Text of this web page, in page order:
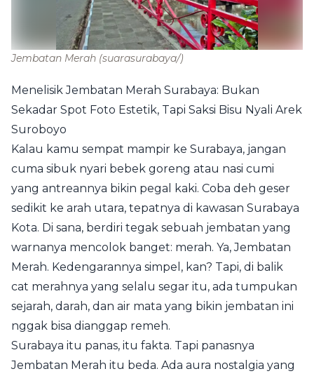
Jembatan Merah (suarasurabaya/)
Menelisik Jembatan Merah Surabaya: Bukan
Sekadar Spot Foto Estetik, Tapi Saksi Bisu Nyali Arek
Suroboyo
Kalau kamu sempat mampir ke Surabaya, jangan
cuma sibuk nyari bebek goreng atau nasi cumi
yang antreannya bikin pegal kaki. Coba deh geser
sedikit ke arah utara, tepatnya di kawasan Surabaya
Kota. Di sana, berdiri tegak sebuah jembatan yang
warnanya mencolok banget: merah. Ya, Jembatan
Merah. Kedengarannya simpel, kan? Tapi, di balik
cat merahnya yang selalu segar itu, ada tumpukan
sejarah, darah, dan air mata yang bikin jembatan ini
nggak bisa dianggap remeh.
Surabaya itu panas, itu fakta. Tapi panasnya
Jembatan Merah itu beda. Ada aura nostalgia yang